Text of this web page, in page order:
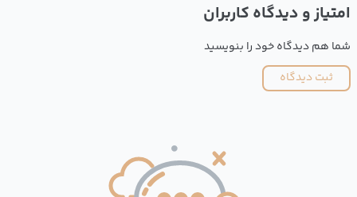
امتیاز و دیدگاه کاربران
شما هم دیدگاه خود را بنویسید
ثبت دیدگاه